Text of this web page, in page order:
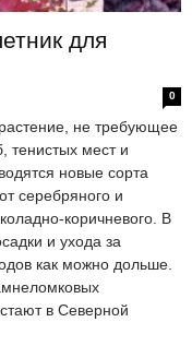
для
0
не требующее
тенистых мест и
новые сорта
серебряного и
коричневого. В
и ухода за
как можно дольше.
в Северной